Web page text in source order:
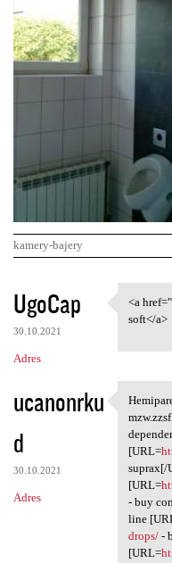
kamery-bajery
K
o
m
e
n
t
a
r
z
UgoCap
30.10.2021
Adres
<a
<a href="
soft</a>
ucanonrku
d
30.10.2021
Adres
[URL=
suprax[/
[URL=
- buy
line
drops/-
[URL=